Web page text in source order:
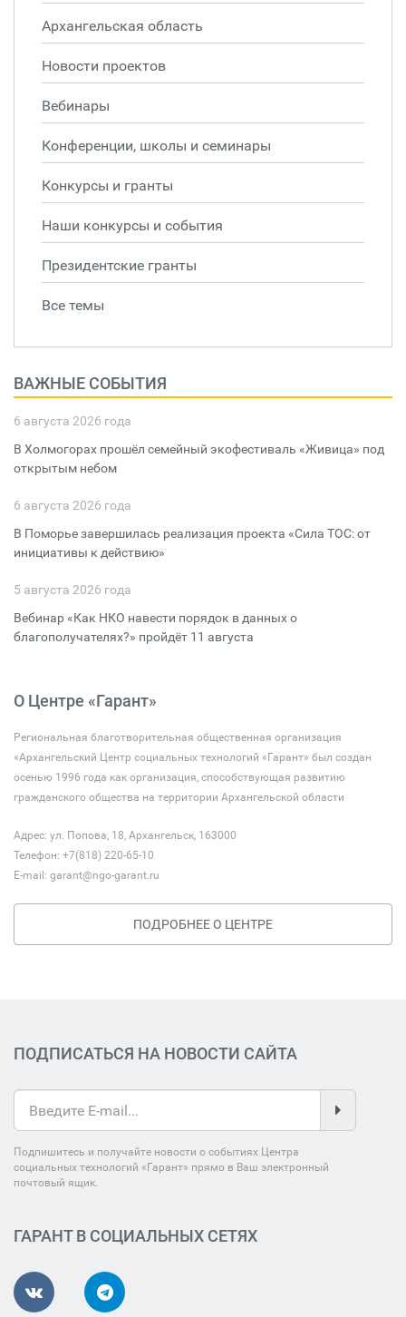
Архангельская область
Новости проектов
Вебинары
Конференции, школы и семинары
Конкурсы и гранты
Наши конкурсы и события
Президентские гранты
Все темы
ВАЖНЫЕ СОБЫТИЯ
6 августа 2026 года
В Холмогорах прошёл семейный экофестиваль «Живица» под
открытым небом
6 августа 2026 года
В Поморье завершилась реализация проекта «Сила ТОС: от
инициативы к действию»
5 августа 2026 года
Вебинар «Как НКО навести порядок в данных о
благополучателях?» пройдёт 11 августа
О Центре «Гарант»
Региональная благотворительная общественная организация
«Архангельский Центр социальных технологий «Гарант» был создан
осенью 1996 года как организация, способствующая развитию
гражданского общества на территории Архангельской области
Адрес: ул. Попова, 18, Архангельск, 163000
Телефон: +7(818) 220-65-10
E-mail: garant@ngo-garant.ru
ПОДРОБНЕЕ О ЦЕНТРЕ
ПОДПИСАТЬСЯ НА НОВОСТИ САЙТА
Подпишитесь и получайте новости о событиях Центра
социальных технологий «Гарант» прямо в Ваш электронный
почтовый ящик.
ГАРАНТ В СОЦИАЛЬНЫХ СЕТЯХ